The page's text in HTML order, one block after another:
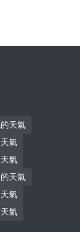
天氣
氣
氣
天氣
氣
氣